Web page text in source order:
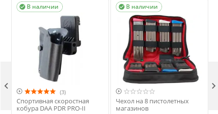
В наличии

 (3)
Спортивная скоростная
кобура DAA PDR PRO-II
В наличии


Чехол на 8 пистолетных
магазинов
